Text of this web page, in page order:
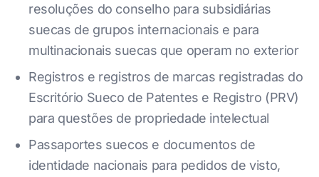
resoluções do conselho para subsidiárias
suecas de grupos internacionais e para
multinacionais suecas que operam no exterior
Registros e registros de marcas registradas do
Escritório Sueco de Patentes e Registro (PRV)
para questões de propriedade intelectual
Passaportes suecos e documentos de
identidade nacionais para pedidos de visto,